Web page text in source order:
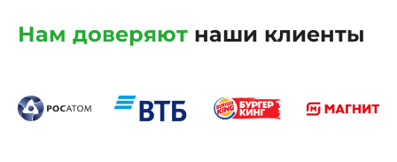
Нам доверяют наши клиенты